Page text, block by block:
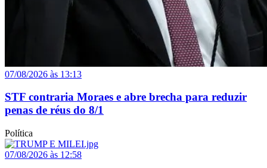
07/08/2026 às 13:13
STF contraria Moraes e abre brecha para reduzir
penas de réus do 8/1
Política
07/08/2026 às 12:58